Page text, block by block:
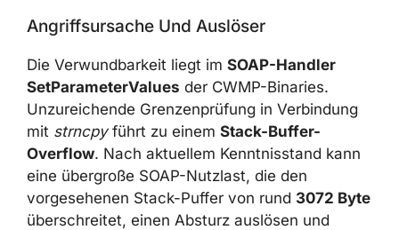
Angriffsursache Und Auslöser
Die Verwundbarkeit liegt im SOAP-Handler
SetParameterValues der CWMP-Binaries.
Unzureichende Grenzenprüfung in Verbindung
mit strncpyführt zu einem Stack-Buffer-
Overflow. Nach aktuellem Kenntnisstand kann
eine übergroße SOAP-Nutzlast, die den
vorgesehenen Stack-Puffer von rund 3072 Byte
überschreitet, einen Absturz auslösen und